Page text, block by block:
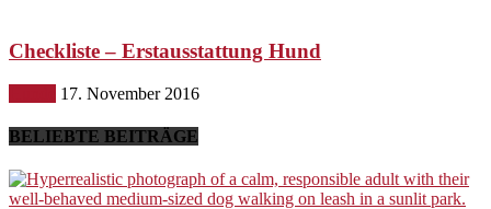
Checkliste – Erstausstattung Hund
17. November 2016
BELIEBTE BEITRÄGE